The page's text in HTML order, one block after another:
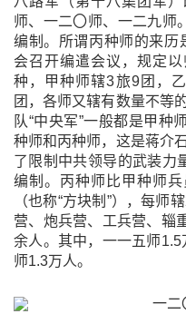
师、一二〇师、一二九师
编制。所谓丙种师的来历
会召开编遣会议，规定
种，甲种师辖3旅9团，
团，各师又辖有数量不等
队“中央军”一般都是甲种
种师和丙种师，这是蒋介
了限制中共领导的武装力
编制。丙种师比甲种师
（也称“方块制”），每师
营、炮兵营、工兵营、辎
余人。其中，一一五师
师1.3万人。